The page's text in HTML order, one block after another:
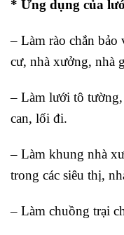
* Ứng dụng của
– Làm rào chắn bảo
cư, nhà xưởng, nhà
– Làm lưới tô tường,
can, lối đi.
– Làm khung nhà
trong các siêu thị,
– Làm chuồng trại